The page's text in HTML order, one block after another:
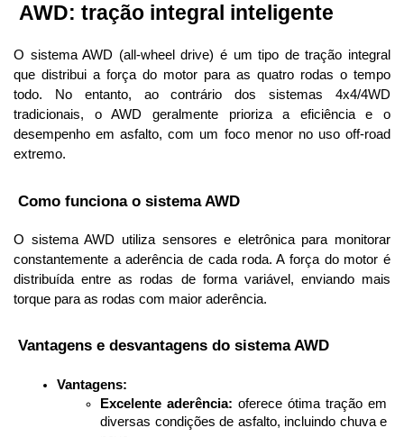
AWD: tração integral inteligente
O sistema AWD (all-wheel drive) é um tipo de tração integral
que distribui a força do motor para as quatro rodas o tempo
todo. No entanto, ao contrário dos sistemas 4x4/4WD
tradicionais, o AWD geralmente prioriza a eficiência e o
desempenho em asfalto, com um foco menor no uso off-road
extremo.
Como funciona o sistema AWD
O sistema AWD utiliza sensores e eletrônica para monitorar
constantemente a aderência de cada roda. A força do motor é
distribuída entre as rodas de forma variável, enviando mais
torque para as rodas com maior aderência.
Vantagens e desvantagens do sistema AWD
Vantagens:
Excelente aderência: oferece ótima tração em
diversas condições de asfalto, incluindo chuva e